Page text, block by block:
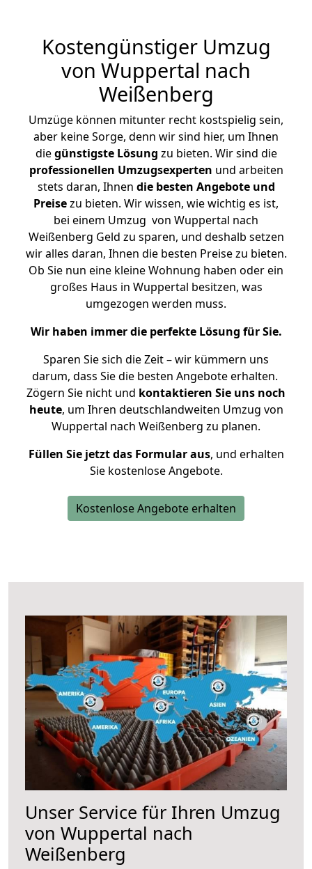
Kostengünstiger Umzug
von Wuppertal nach
Weißenberg
Umzüge können mitunter recht kostspielig sein,
aber keine Sorge, denn wir sind hier, um Ihnen
diegünstigste Lösung zu bieten. Wir sind die
professionellen Umzugsexperten und arbeiten
stets daran, Ihnen die besten Angebote und
Preisezu bieten. Wir wissen, wie wichtig es ist,
bei einem Umzug von Wuppertal nach
Weißenberg Geld zu sparen, und deshalb setzen
wir alles daran, Ihnen die besten Preise zu bieten.
Ob Sie nun eine kleine Wohnung haben oder ein
großes Haus in Wuppertal besitzen, was
umgezogen werden muss.
Wir haben immer die perfekte Lösung für Sie.
Sparen Sie sich die Zeit – wir kümmern uns
darum, dass Sie die besten Angebote erhalten.
Zögern Sie nicht und kontaktieren Sie uns noch
heute, um Ihren deutschlandweiten Umzug von
Wuppertal nach Weißenberg zu planen.
Füllen Sie jetzt das Formular aus, und erhalten
Sie kostenlose Angebote.
Kostenlose Angebote erhalten
Unser Service für Ihren Umzug
von Wuppertal nach
Weißenberg